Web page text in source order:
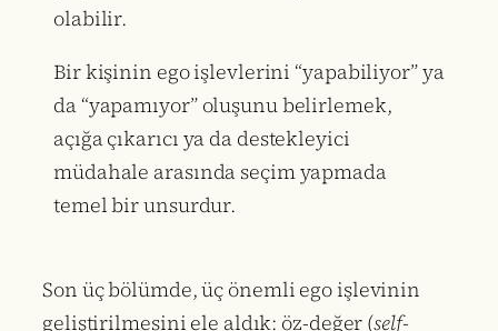
olabilir.
Bir kişinin ego işlevlerini “yapabiliyor” ya
da “yapamıyor” oluşunu belirlemek,
açığa çıkarıcı ya da destekleyici
müdahale arasında seçim yapmada
temel bir unsurdur.
Son üç bölümde, üç önemli ego işlevinin
geliştirilmesini ele aldık: öz-değer (self-